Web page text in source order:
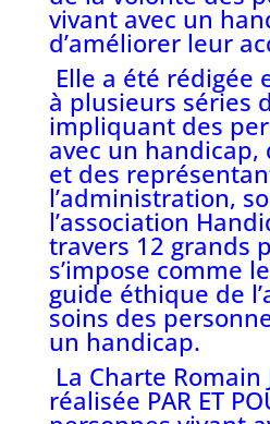
vivant avec un
d’améliorer leur
Elle a été rédigée
à plusieurs séries
impliquant des
avec un handicap,
et des
l’administration,
l’association
travers 12 grands
s’impose comme
guide éthique de
soins des
un handicap.
La Charte Romain
réalisée PAR ET